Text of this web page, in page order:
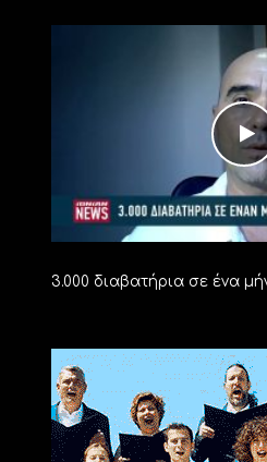
3.000 διαβατήρια σε ένα